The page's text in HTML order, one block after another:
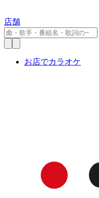
店舗
お店でカラオケ